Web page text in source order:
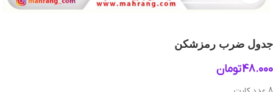
جدول ضرب رمزشکن
48.000تومان